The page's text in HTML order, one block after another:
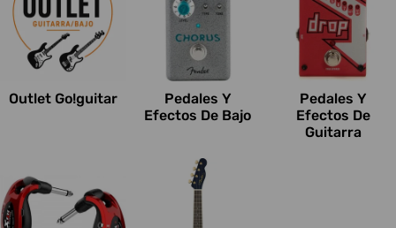
Outlet Go!guitar
Pedales Y
Efectos De Bajo
Pedales Y
Efectos De
Guitarra